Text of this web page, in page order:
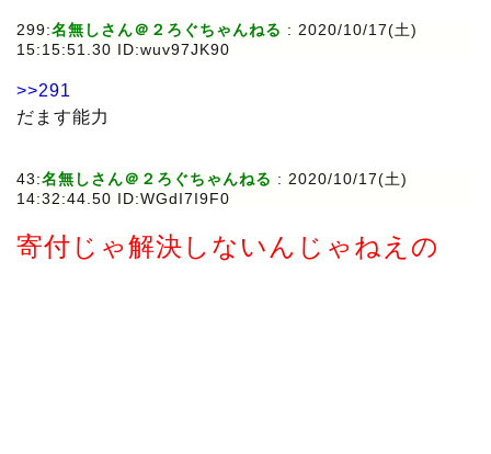
299:名無しさん＠２ろぐちゃんねる : 2020/10/17(土)
15:15:51.30 ID:wuv97JK90
>>291
だます能力
43:名無しさん＠２ろぐちゃんねる : 2020/10/17(土)
14:32:44.50 ID:WGdI7I9F0
寄付じゃ解決しないんじゃねえの